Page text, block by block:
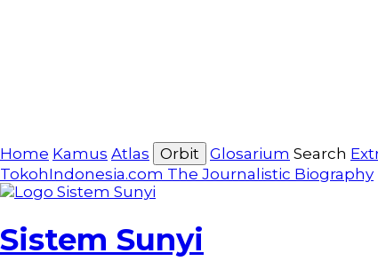
Home Kamus Atlas Orbit Glosarium Search
TokohIndonesia.com The Journalistic Biography
Sistem Sunyi